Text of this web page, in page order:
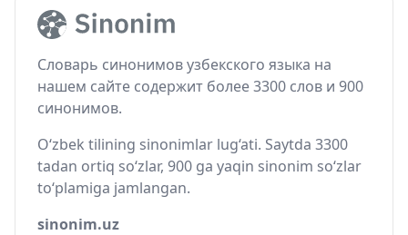
Словарь синонимов узбекского языка на
нашем сайте содержит более 3300 слов и 900
синонимов.
O‘zbek tilining sinonimlar lug‘ati. Saytda 3300
tadan ortiq so‘zlar, 900 ga yaqin sinonim so‘zlar
to‘plamiga jamlangan.
sinonim.uz